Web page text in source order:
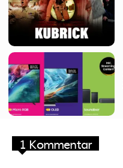
1 Kommentar